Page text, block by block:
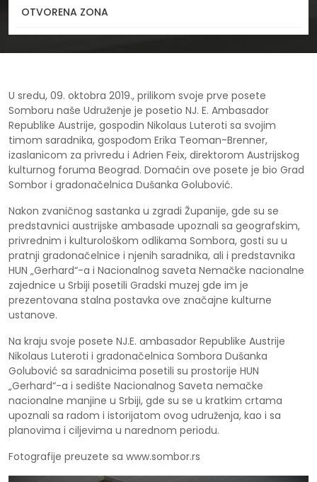
OTVORENA ZONA
Foto galerije
U sredu, 09. oktobra 2019., prilikom svoje prve posete
Somboru naše Udruženje je posetio NJ. E. Ambasador
Republike Austrije, gospodin Nikolaus Luteroti sa svojim
timom saradnika, gospođom Erika Teoman-Brenner,
izaslanicom za privredu i Adrien Feix, direktorom Austrijskog
kulturnog foruma Beograd. Domaćin ove posete je bio Grad
Sombor i gradonačelnica Dušanka Golubović.
Nakon zvaničnog sastanka u zgradi Županije, gde su se
predstavnici austrijske ambasade upoznali sa geografskim,
privrednim i kulturološkom odlikama Sombora, gosti su u
pratnji gradonačelnice i njenih saradnika, ali i predstavnika
HUN „Gerhard“-a i Nacionalnog saveta Nemačke nacionalne
zajednice u Srbiji posetili Gradski muzej gde im je
prezentovana stalna postavka ove značajne kulturne
ustanove.
Na kraju svoje posete NJ.E. ambasador Republike Austrije
Nikolaus Luteroti i gradonačelnica Sombora Dušanka
Golubović sa saradnicima posetili su prostorije HUN
„Gerhard“-a i sedište Nacionalnog Saveta nemačke
nacionalne manjine u Srbiji, gde su se u kratkim crtama
upoznali sa radom i istorijatom ovog udruženja, kao i sa
planovima i ciljevima u narednom periodu.
Fotografije preuzete sa www.sombor.rs